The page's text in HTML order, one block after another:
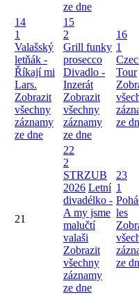
ze dne
14
1
Valašský
letňák -
Říkají mi
Lars.
Zobrazit
všechny
záznamy
ze dne
15
2
Grill funky
prosecco
Divadlo -
Inzerát
Zobrazit
všechny
záznamy
ze dne
16
1
Tour
ze
21
22
2
STRZUB
2026 Letní
divadélko -
A my jsme
malučtí
valaši
Zobrazit
všechny
záznamy
ze dne
23
1
les
ze